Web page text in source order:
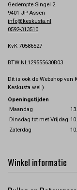
Gedempte Singel 2
9401 JP Assen
info@keskusta.nl
0592-313510
KvK 70586527
BTW NL129555630B03
Dit is ook de Webshop van
Keskusta wel )
Openingstijden
Maandag
Dinsdag tot met Vrijdag
Zaterdag
Winkel informatie